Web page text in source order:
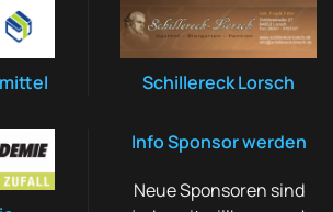
Schillereck Lorsch
Info Sponsor werden
Neue Sponsoren sind